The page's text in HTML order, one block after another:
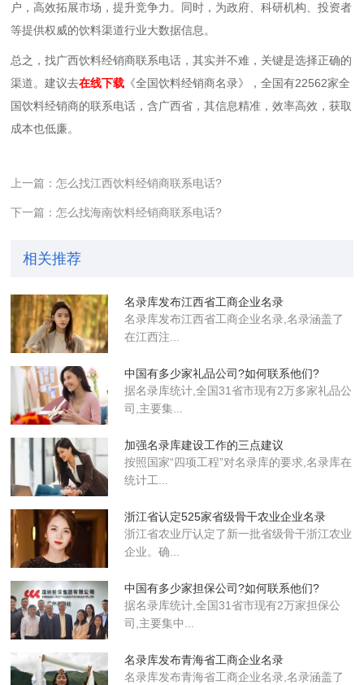
户，高效拓展市场，提升竞争力。同时，为政府、科研机构、投资者
等提供权威的饮料渠道行业大数据信息。
总之，找广西饮料经销商联系电话，其实并不难，关键是选择正确的
渠道。建议去在线下载 《全国饮料经销商名录》，全国有22562家全
国饮料经销商的联系电话，含广西省，其信息精准，效率高效，获取
成本也低廉。
上一篇：怎么找江西饮料经销商联系电话?
下一篇：怎么找海南饮料经销商联系电话?
相关推荐
名录库发布江西省工商企业名录
名录库​发布江西省工商企业名录,名录涵盖了
在江西注...
中国有多少家礼品公司?如何联系他们?
据名录库统计,全国31省市现有2万多家礼品公
司,主要集...
加强名录库建设工作的三点建议
按照国家“四项工程”对名录库的要求,名录库在
统计工...
浙江省认定525家省级骨干农业企业​名录
浙江省农业厅认定了新一批省级骨干浙江农业
企业​。确...
中国有多少家担保公司?如何联系他们?
据名录库统计,全国31省市现有2万家担保公
司,主要集中...
名录库发布青海省工商企业名录
名录库​发布青海省工商企业名录,名录涵盖了